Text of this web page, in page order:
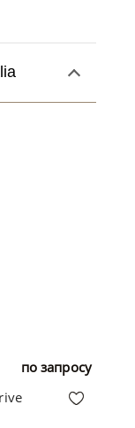
по запросу